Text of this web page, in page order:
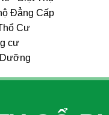
Đẳng Cấp
Cư
cư